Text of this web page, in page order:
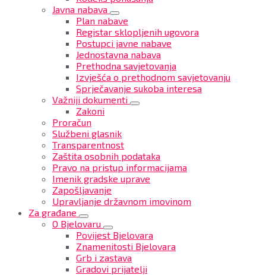
Javna nabava
Plan nabave
Registar sklopljenih ugovora
Postupci javne nabave
Jednostavna nabava
Prethodna savjetovanja
Izvješća o prethodnom savjetovanju
Sprječavanje sukoba interesa
Važniji dokumenti
Zakoni
Proračun
Službeni glasnik
Transparentnost
Zaštita osobnih podataka
Pravo na pristup informacijama
Imenik gradske uprave
Zapošljavanje
Upravljanje državnom imovinom
Za građane
O Bjelovaru
Povijest Bjelovara
Znamenitosti Bjelovara
Grb i zastava
Gradovi prijatelji